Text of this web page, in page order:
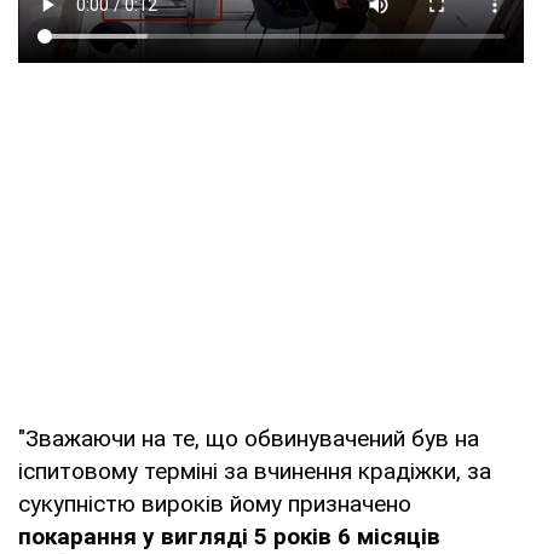
"Зважаючи на те, що обвинувачений був на
іспитовому терміні за вчинення крадіжки, за
сукупністю вироків йому призначено
покарання у вигляді 5 років 6 місяців